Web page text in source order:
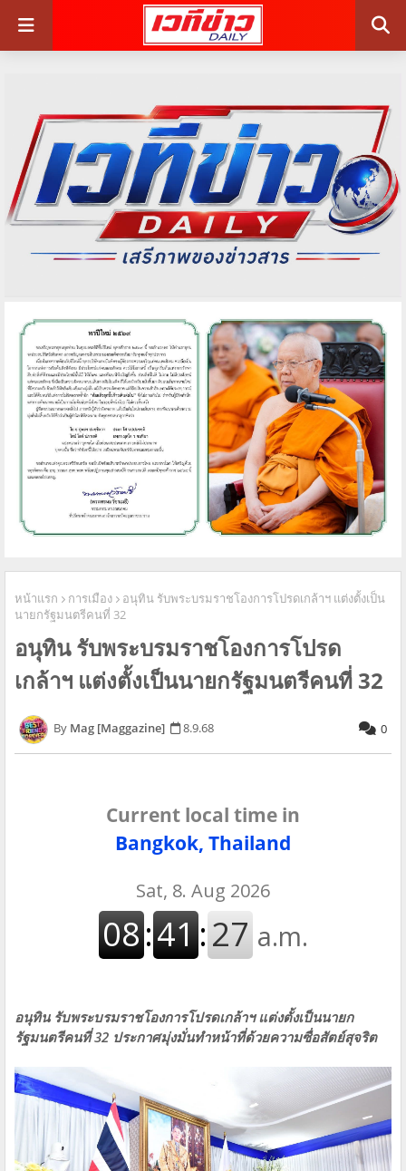
หน้าแรก การเมือง
อนุทิน รับพระบรมราชโองการโปรดเกล้าฯ แต่งตั้งเป็น
นายกรัฐมนตรีคนที่ 32
อนุทิน รับพระบรมราชโองการโปรด
เกล้าฯ แต่งตั้งเป็นนายกรัฐมนตรีคนที่ 32
Mag [Maggazine] 8.9.68 0
Current local time in
Bangkok, Thailand
อนุทิน รับพระบรมราชโองการโปรดเกล้าฯ แต่งตั้งเป็นนายก
รัฐมนตรีคนที่ 32 ประกาศมุ่งมั่นทำหน้าที่ด้วยความซื่อสัตย์สุจริต